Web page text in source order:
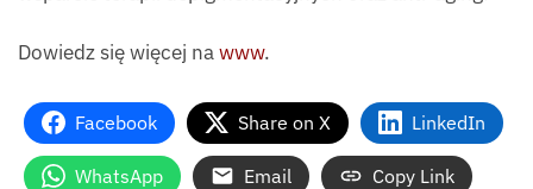
Dowiedz się więcej nawww.
Facebook Share on X LinkedIn
WhatsApp Email Copy Link